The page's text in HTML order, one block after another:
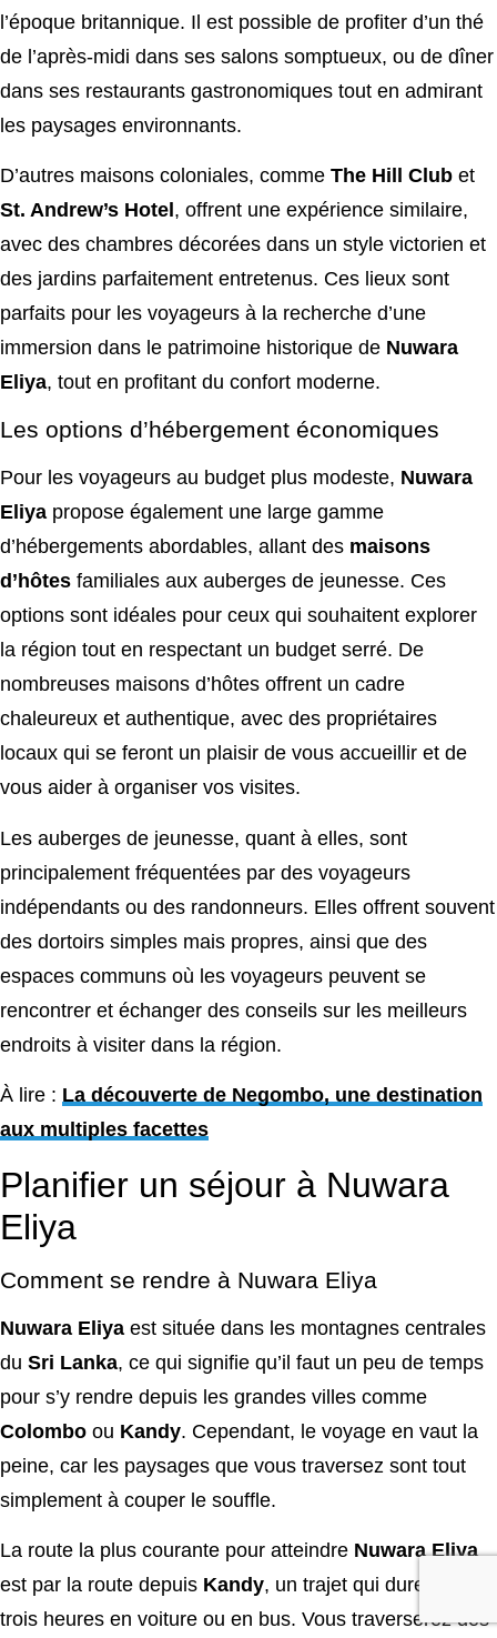
l’époque britannique. Il est possible de profiter d’un thé
de l’après-midi dans ses salons somptueux, ou de dîner
dans ses restaurants gastronomiques tout en admirant
les paysages environnants.
D’autres maisons coloniales, comme The Hill Club et
St. Andrew’s Hotel , offrent une expérience similaire,
avec des chambres décorées dans un style victorien et
des jardins parfaitement entretenus. Ces lieux sont
parfaits pour les voyageurs à la recherche d’une
immersion dans le patrimoine historique de Nuwara
Eliya, tout en profitant du confort moderne.
Les options d’hébergement économiques
Pour les voyageurs au budget plus modeste, Nuwara
Eliya propose également une large gamme
d’hébergements abordables, allant des maisons
d’hôtes familiales aux auberges de jeunesse. Ces
options sont idéales pour ceux qui souhaitent explorer
la région tout en respectant un budget serré. De
nombreuses maisons d’hôtes offrent un cadre
chaleureux et authentique, avec des propriétaires
locaux qui se feront un plaisir de vous accueillir et de
vous aider à organiser vos visites.
Les auberges de jeunesse, quant à elles, sont
principalement fréquentées par des voyageurs
indépendants ou des randonneurs. Elles offrent souvent
des dortoirs simples mais propres, ainsi que des
espaces communs où les voyageurs peuvent se
rencontrer et échanger des conseils sur les meilleurs
endroits à visiter dans la région.
À lire : La découverte de Negombo, une destination
aux multiples facettes
Planifier un séjour à Nuwara
Eliya
Comment se rendre à Nuwara Eliya
Nuwara Eliya est située dans les montagnes centrales
du Sri Lanka, ce qui signifie qu’il faut un peu de temps
pour s’y rendre depuis les grandes villes comme
Colombo ou Kandy. Cependant, le voyage en vaut la
peine, car les paysages que vous traversez sont tout
simplement à couper le souffle.
La route la plus courante pour atteindre Nuwara Eliya
est par la route depuis Kandy, un trajet qui dure environ
trois heures en voiture ou en bus. Vous traverserez des